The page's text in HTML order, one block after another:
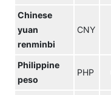
Chinese
yuan
renminbi
CNY
Philippine
peso
PHP